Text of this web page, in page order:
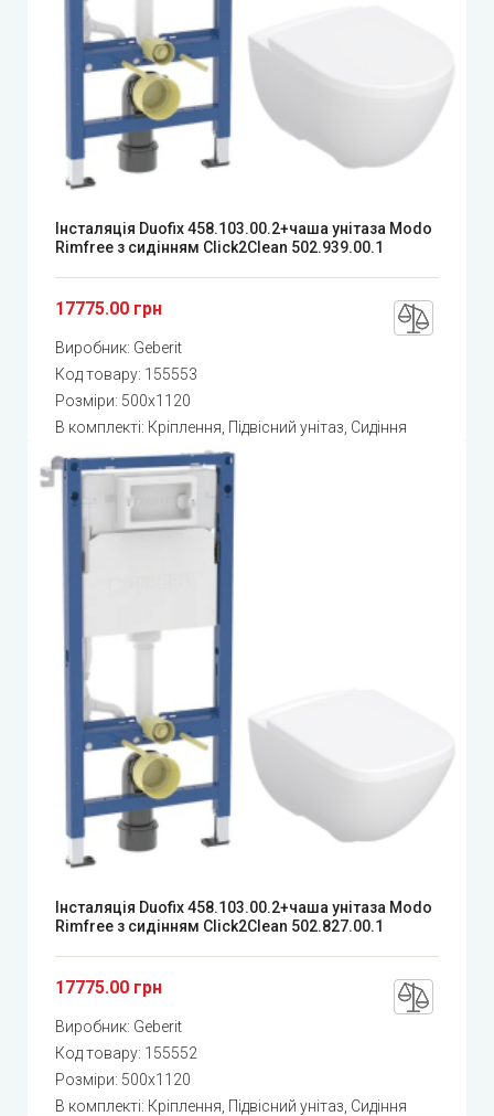
Інсталяція Duofix 458.103.00.2+чаша унітаза Modo
Rimfree з сидінням Click2Clean 502.939.00.1
17775.00 грн
Виробник: Geberit
Код товару: 155553
Розміри: 500x1120
В комплекті: Кріплення, Підвісний унітаз, Сидіння
Інсталяція Duofix 458.103.00.2+чаша унітаза Modo
Rimfree з сидінням Click2Clean 502.827.00.1
17775.00 грн
Виробник: Geberit
Код товару: 155552
Розміри: 500x1120
В комплекті: Кріплення, Підвісний унітаз, Сидіння